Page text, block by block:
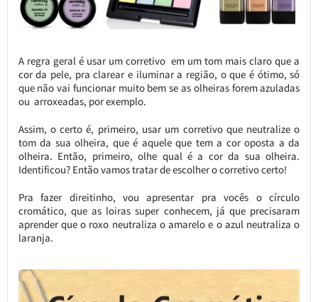
A regra geral é usar um corretivo em um tom mais claro que a
cor da pele, pra clarear e iluminar a região, o que é ótimo, só
que não vai funcionar muito bem se as olheiras forem azuladas
ou arroxeadas, por exemplo.
Assim, o certo é, primeiro, usar um corretivo que neutralize o
tom da sua olheira, que é aquele que tem a cor oposta a da
olheira. Então, primeiro, olhe qual é a cor da sua olheira.
Identificou? Então vamos tratar de escolher o corretivo certo!
Pra fazer direitinho, vou apresentar pra vocês o círculo
cromático, que as loiras super conhecem, já que precisaram
aprender que o roxo neutraliza o amarelo e o azul neutraliza o
laranja.